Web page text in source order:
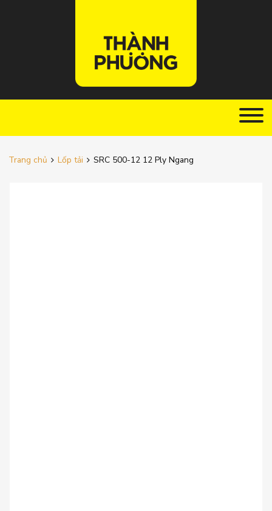
Trang chủ Lốp tải SRC 500-12 12 Ply Ngang